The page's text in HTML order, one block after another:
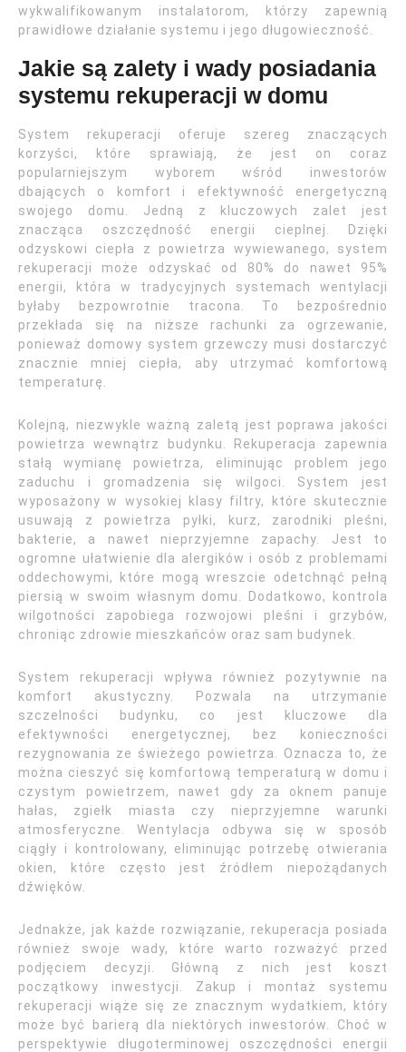
wykwalifikowanym instalatorom, którzy zapewnią
prawidłowe działanie systemu i jego długowieczność.
Jakie są zalety i wady posiadania
systemu rekuperacji w domu
System rekuperacji oferuje szereg znaczących
korzyści, które sprawiają, że jest on coraz
popularniejszym wyborem wśród inwestorów
dbających o komfort i efektywność energetyczną
swojego domu. Jedną z kluczowych zalet jest
znacząca oszczędność energii cieplnej. Dzięki
odzyskowi ciepła z powietrza wywiewanego, system
rekuperacji może odzyskać od 80% do nawet 95%
energii, która w tradycyjnych systemach wentylacji
byłaby bezpowrotnie tracona. To bezpośrednio
przekłada się na niższe rachunki za ogrzewanie,
ponieważ domowy system grzewczy musi dostarczyć
znacznie mniej ciepła, aby utrzymać komfortową
temperaturę.
Kolejną, niezwykle ważną zaletą jest poprawa jakości
powietrza wewnątrz budynku. Rekuperacja zapewnia
stałą wymianę powietrza, eliminując problem jego
zaduchu i gromadzenia się wilgoci. System jest
wyposażony w wysokiej klasy filtry, które skutecznie
usuwają z powietrza pyłki, kurz, zarodniki pleśni,
bakterie, a nawet nieprzyjemne zapachy. Jest to
ogromne ułatwienie dla alergików i osób z problemami
oddechowymi, które mogą wreszcie odetchnąć pełną
piersią w swoim własnym domu. Dodatkowo, kontrola
wilgotności zapobiega rozwojowi pleśni i grzybów,
chroniąc zdrowie mieszkańców oraz sam budynek.
System rekuperacji wpływa również pozytywnie na
komfort akustyczny. Pozwala na utrzymanie
szczelności budynku, co jest kluczowe dla
efektywności energetycznej, bez konieczności
rezygnowania ze świeżego powietrza. Oznacza to, że
można cieszyć się komfortową temperaturą w domu i
czystym powietrzem, nawet gdy za oknem panuje
hałas, zgiełk miasta czy nieprzyjemne warunki
atmosferyczne. Wentylacja odbywa się w sposób
ciągły i kontrolowany, eliminując potrzebę otwierania
okien, które często jest źródłem niepożądanych
dźwięków.
Jednakże, jak każde rozwiązanie, rekuperacja posiada
również swoje wady, które warto rozważyć przed
podjęciem decyzji. Główną z nich jest koszt
początkowy inwestycji. Zakup i montaż systemu
rekuperacji wiąże się ze znacznym wydatkiem, który
może być barierą dla niektórych inwestorów. Choć w
perspektywie długoterminowej oszczędności energii